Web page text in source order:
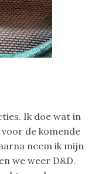
Ik doe wat in
de komende
neem ik mijn
we weer D&D.